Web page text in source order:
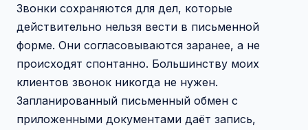
Звонки сохраняются для дел, которые
действительно нельзя вести в письменной
форме. Они согласовываются заранее, а не
происходят спонтанно. Большинству моих
клиентов звонок никогда не нужен.
Запланированный письменный обмен с
приложенными документами даёт запись,